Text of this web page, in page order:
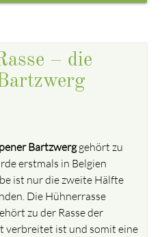
– die
Bartzwerggehört zu
erstmals in Belgien
ist nur die zweite Hälfte
Die Hühnerrasse
zu der Rasse der
verbreitet ist und somit eine